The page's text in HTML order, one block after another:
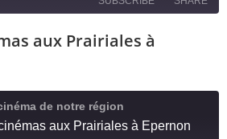
aux Prairiales à
de notre région
aux Prairiales à Epernon